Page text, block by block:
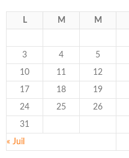
L M M
3 4 5
10 11 12
17 18 19
24 25 26
31
« Juil